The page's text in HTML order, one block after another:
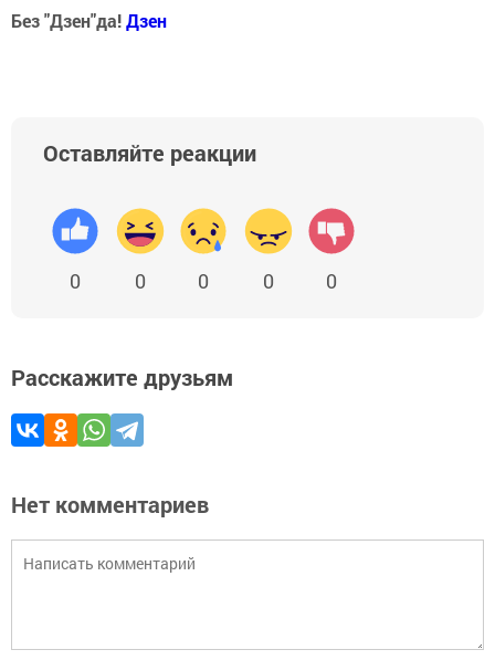
Без "Дзен"да!Дзен
Оставляйте реакции
0 0 0 0 0
Расскажите друзьям
Нет комментариев